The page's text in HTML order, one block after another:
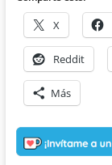
X
Reddit
Más